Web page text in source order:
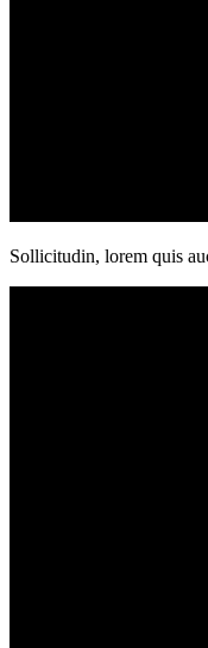
Sollicitudin, lorem quis